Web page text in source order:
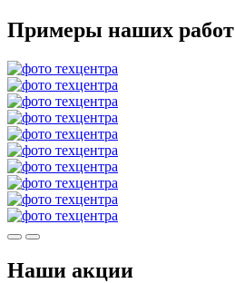
Примеры наших работ
Наши акции